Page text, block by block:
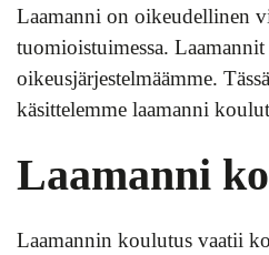
Laamanni on oikeudellinen
tuomioistuimessa. Laamannit
oikeusjärjestelmäämme.
käsittelemme laamanni
Laamanni
Laamannin koulutus vaatii